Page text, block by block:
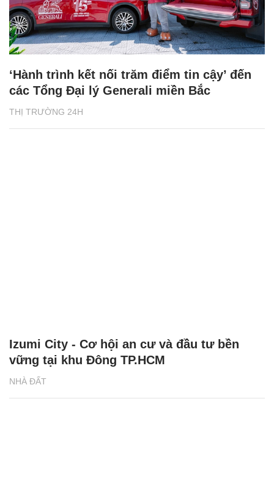
THỊ TRƯỜNG 24H
‘Hành trình kết nối trăm điểm tin cậy’ đến
các Tổng Đại lý Generali miền Bắc
NHÀ ĐẤT
Izumi City - Cơ hội an cư và đầu tư bền
vững tại khu Đông TP.HCM